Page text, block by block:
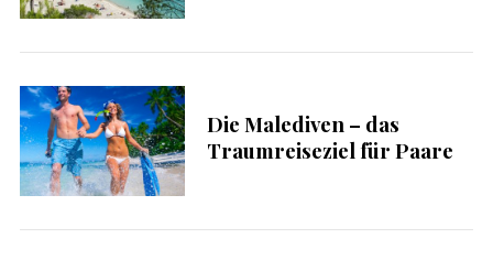
Die Malediven – das
Traumreiseziel für Paare